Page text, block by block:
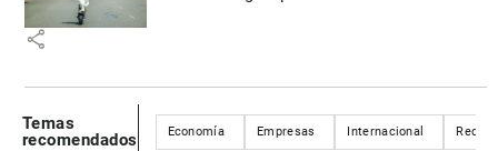
share
Temas
recomendados
Economía Empresas Internacional Redes